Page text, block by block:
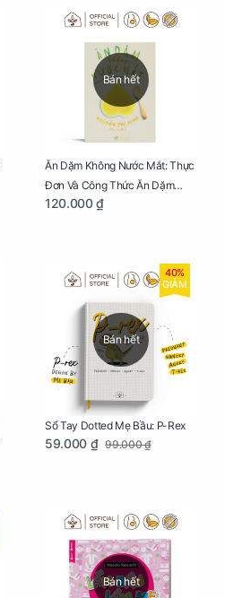
Bán hết
Ăn Dặm Không Nước Mắt: Thực
Đơn Và Công Thức Ăn Dặm
Kiểu Nhật
120.000 ₫
Bán hết
40%
GIẢM
Sổ Tay Dotted Mẹ Bầu: P-Rex
59.000 ₫ 99.000 ₫
Bán hết